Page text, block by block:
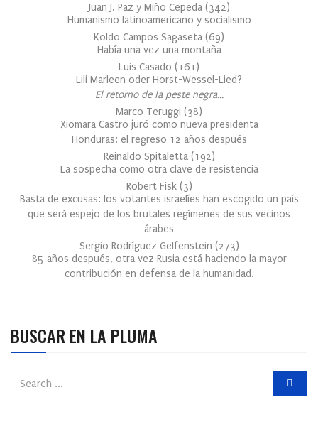
Juan J. Paz y Miño Cepeda (342)
Humanismo latinoamericano y socialismo
Koldo Campos Sagaseta (69)
Había una vez una montaña
Luis Casado (161 )
Lili Marleen oder Horst-Wessel-Lied?
El retorno de la peste negra…
Marco Teruggi (38)
Xiomara Castro juró como nueva presidenta
Honduras: el regreso 12 años después
Reinaldo Spitaletta (192)
La sospecha como otra clave de resistencia
Robert Fisk (3)
Basta de excusas: los votantes israelíes han escogido un país
que será espejo de los brutales regímenes de sus vecinos
árabes
Sergio Rodríguez Gelfenstein (273)
85 años después, otra vez Rusia está haciendo la mayor
contribución en defensa de la humanidad.
BUSCAR EN LA PLUMA